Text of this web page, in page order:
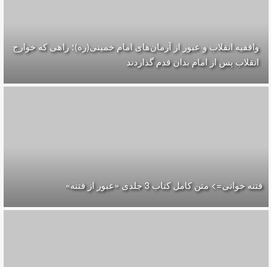
واقفیه‌ انقلاب و عبور از آرمان‌های امام خمینی(ره)؛ راهی که خوارج
انقلاب پس از امام بدان قدم گذاردند
فتنه خوانی=> متن کامل کتاب 3 جلدی «عبور از فتنه»